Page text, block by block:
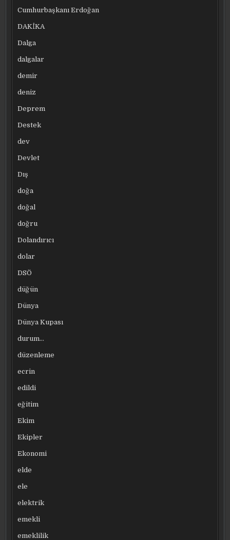
Cumhurbaşkanı Erdoğan
DAKİKA
Dalga
dalgalar
demir
deniz
Deprem
Destek
dev
Devlet
Dış
doğa
doğal
doğru
Dolandırıcı
dolar
DSÖ
düğün
Dünya
Dünya Kupası
durum…
düzenleme
ecrin
edildi
eğitim
Ekim
Ekipler
Ekonomi
elde
ele
elektrik
emekli
emeklilik